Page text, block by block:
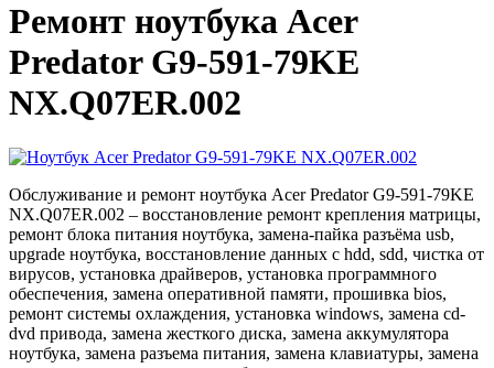
Ремонт ноутбука Acer
Predator G9-591-79KE
NX.Q07ER.002
Обслуживание и ремонт ноутбука Acer Predator G9-591-79KE
NX.Q07ER.002 – восстановление ремонт крепления матрицы,
ремонт блока питания ноутбука, замена-пайка разъёма usb,
upgrade ноутбука, восстановление данных с hdd, sdd, чистка от
вирусов, установка драйверов, установка программного
обеспечения, замена оперативной памяти, прошивка bios,
ремонт системы охлаждения, установка windows, замена cd-
dvd привода, замена жесткого диска, замена аккумулятора
ноутбука, замена разъема питания, замена клавиатуры, замена